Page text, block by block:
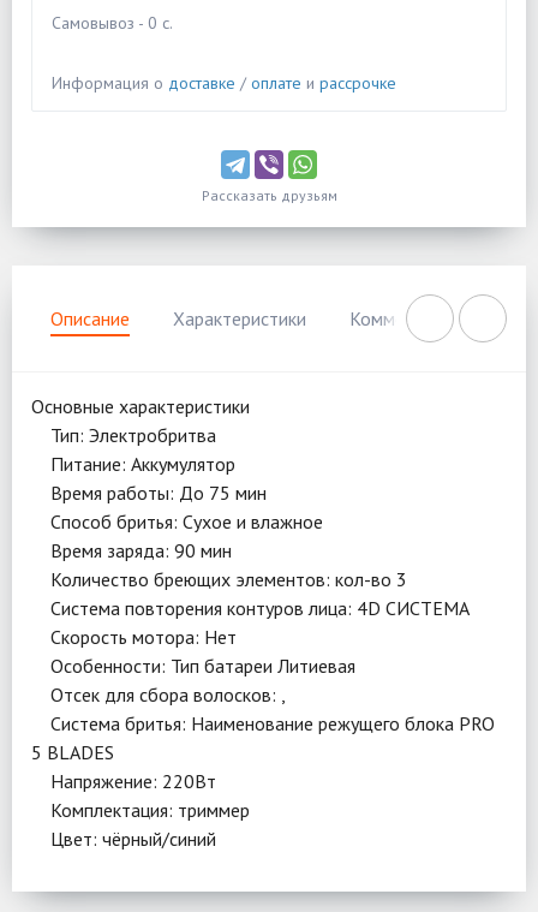
Самовывоз - 0 c.
Информация о доставке /оплате и рассрочке
Рассказать друзьям
Описание Характеристики Комментарии
Основные характеристики
Тип: Электробритва
Питание: Аккумулятор
Время работы: До 75 мин
Способ бритья: Сухое и влажное
Время заряда: 90 мин
Количество бреющих элементов: кол-во 3
Система повторения контуров лица: 4D СИСТЕМА
Скорость мотора: Нет
Особенности: Тип батареи Литиевая
Отсек для сбора волосков: ,
Система бритья: Наименование режущего блока PRO
5 BLADES
Напряжение: 220Вт
Комплектация: триммер
Цвет: чёрный/синий